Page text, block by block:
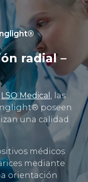
radial –
LSO Medical , las
poseen
una calidad
médicos
mediante
orientación